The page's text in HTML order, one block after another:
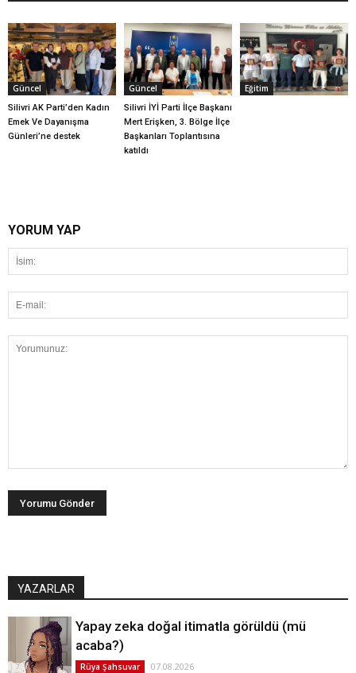
Güncel
Silivri AK Parti’den Kadın
Emek Ve Dayanışma
Günleri’ne destek
Güncel
Silivri İYİ Parti İlçe Başkanı
Mert Erişken, 3. Bölge İlçe
Başkanları Toplantısına
katıldı
Eğitim
YORUM YAP
YAZARLAR
Yapay zeka doğal itimatla görüldü (mü
acaba?)
Rüya Şahsuvar 07.08.2026